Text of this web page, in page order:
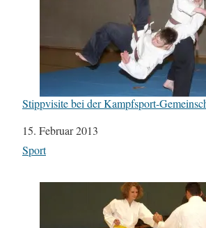
Stippvisite bei der Kampfsport-
Datum
15. Februar 2013
In Bezug auf
Sport